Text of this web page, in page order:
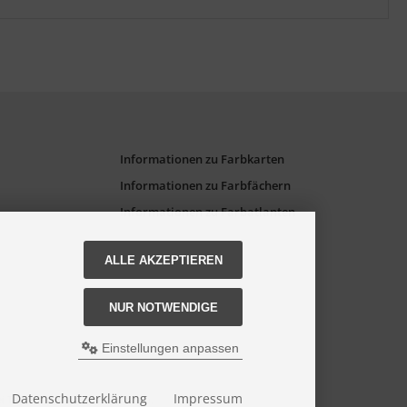
Informationen zu Farbkarten
Informationen zu Farbfächern
Informationen zu Farbatlanten
GmbH Farbkarten-Shop.
ALLE AKZEPTIEREN
NUR NOTWENDIGE
Einstellungen anpassen
Datenschutzerklärung Impressum